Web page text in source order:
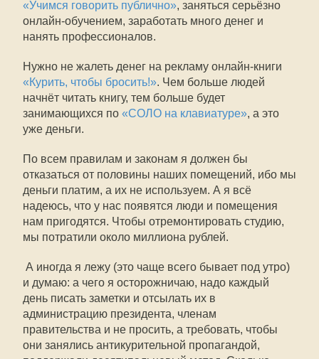
«Учимся говорить публично», заняться серьёзно
онлайн-обучением, заработать много денег и
нанять профессионалов.
Нужно не жалеть денег на рекламу онлайн-книги
«Курить, чтобы бросить!». Чем больше людей
начнёт читать книгу, тем больше будет
занимающихся по «СОЛО на клавиатуре», а это
уже деньги.
По всем правилам и законам я должен бы
отказаться от половины наших помещений, ибо мы
деньги платим, а их не используем. А я всё
надеюсь, что у нас появятся люди и помещения
нам пригодятся. Чтобы отремонтировать студию,
мы потратили около миллиона рублей.
А иногда я лежу (это чаще всего бывает под утро)
и думаю: а чего я осторожничаю, надо каждый
день писать заметки и отсылать их в
администрацию президента, членам
правительства и не просить, а требовать, чтобы
они занялись антикурительной пропагандой,